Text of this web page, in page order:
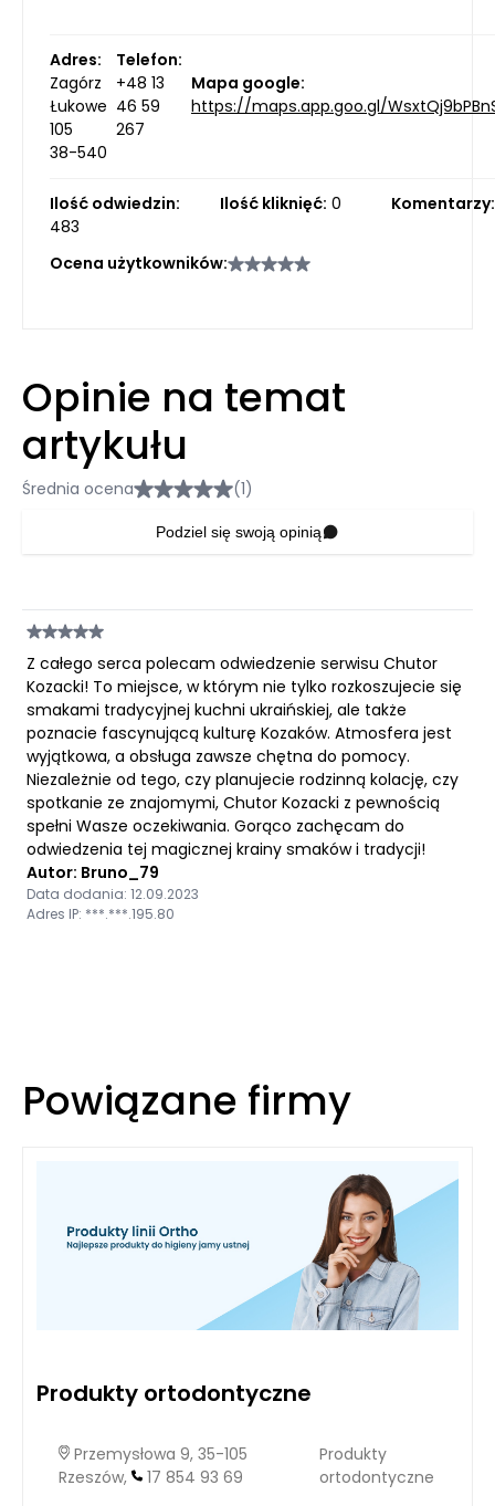
Adres:
Zagórz
Łukowe
105
38-540
Telefon:
+48 13
46 59
267
Mapa google:
https://maps.app.goo.gl/
Ilość odwiedzin:
483
Ilość kliknięć: 0 Komentarzy:
Ocena użytkowników:
Opinie na temat
artykułu
Średnia ocena (1)
Podziel się swoją opinią
Z całego serca polecam odwiedzenie serwisu Chutor
Kozacki! To miejsce, w którym nie tylko rozkoszujecie się
smakami tradycyjnej kuchni ukraińskiej, ale także
poznacie fascynującą kulturę Kozaków. Atmosfera jest
wyjątkowa, a obsługa zawsze chętna do pomocy.
Niezależnie od tego, czy planujecie rodzinną kolację, czy
spotkanie ze znajomymi, Chutor Kozacki z pewnością
spełni Wasze oczekiwania. Gorąco zachęcam do
odwiedzenia tej magicznej krainy smaków i tradycji!
Autor: Bruno_79
Data dodania: 12.09.2023
Adres IP: ***.***.195.80
Powiązane firmy
Produkty ortodontyczne
Przemysłowa 9, 35-105
Rzeszów,
17 854 93 69
Produkty
ortodontyczne